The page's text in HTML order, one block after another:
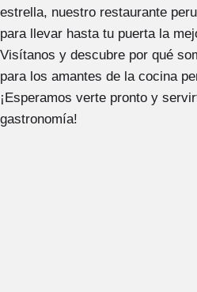
estrella, nuestro restaurante
para llevar hasta tu puerta la
Visítanos y descubre por qué
para los amantes de la cocina
¡Esperamos verte pronto y
gastronomía!